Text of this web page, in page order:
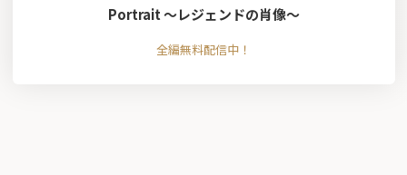
Portrait ～レジェンドの肖像～
全編無料配信中！